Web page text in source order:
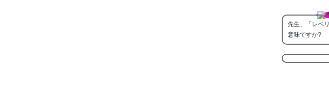
先生、「レベ
意味ですか?